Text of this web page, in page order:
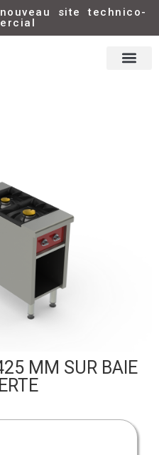
site technico-
MM SUR BAIE